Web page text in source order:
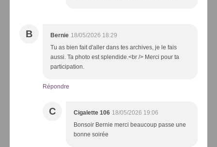
B Bernie 18/05/2026 18:29
Tu as bien fait d'aller dans tes archives, je le fais
aussi. Ta photo est splendide.<br /> Merci pour ta
participation.
Répondre
C Cigalette 106 18/05/2026 19:06
Bonsoir Bernie merci beaucoup passe une
bonne soirée